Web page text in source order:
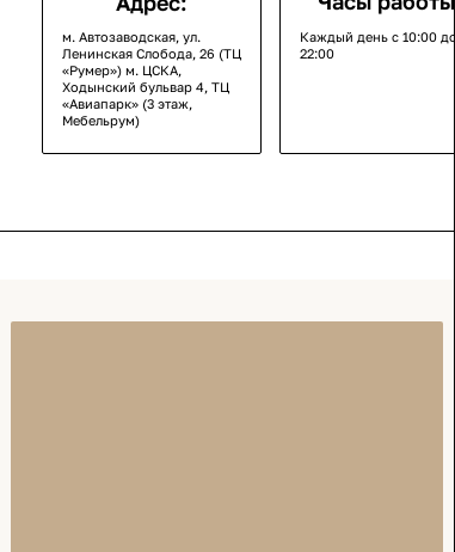
м. Автозаводская, ул.
Ленинская Слобода, 26 (ТЦ
«Румер») м. ЦСКА,
Ходынский бульвар 4, ТЦ
«Авиапарк» (3 этаж,
Мебельрум)
Каждый день с 10:00 до
22:00